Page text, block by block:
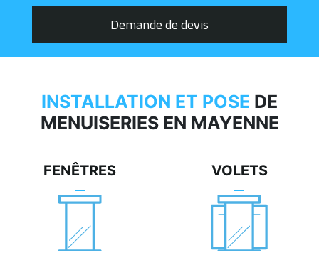
Demande de devis
INSTALLATION ET POSE DE
MENUISERIES EN MAYENNE
FENÊTRES VOLETS